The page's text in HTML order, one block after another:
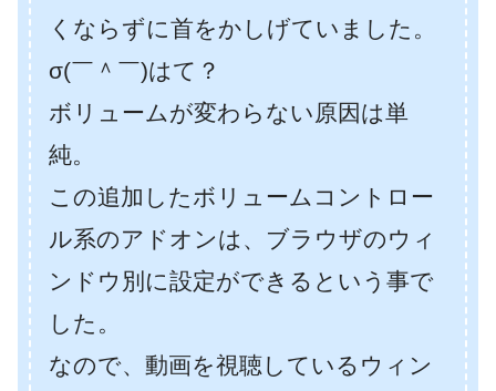
くならずに首をかしげていました。
σ(￣＾￣)はて？
ボリュームが変わらない原因は単
純。
この追加したボリュームコントロー
ル系のアドオンは、ブラウザのウィ
ンドウ別に設定ができるという事で
した。
なので、動画を視聴しているウィン